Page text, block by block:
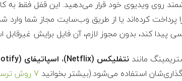
روی ویدیوی خود قرار می‌دهید. این قفل فقط به
کند، بدون مجوز لازم، آن فایل برایش غیرقابل
مانند نتفلیکس (Netflix) ، اسپاتیفای (Spotify)
استفاده می‌شود.(بیشتر بخوانید
7 روش